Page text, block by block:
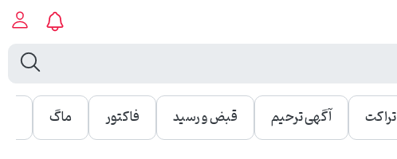
تراکت آگهی ترحیم قبض و رسید فاکتور ماگ